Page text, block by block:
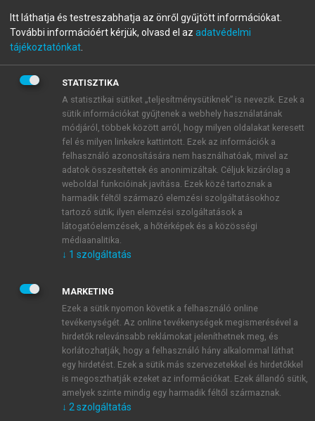
fiókoddal,vagy hozz létre új fiókot.
A regisztráció után apróbaidőszakautomatikusan
BELÉPÉS SAJÁT FIÓKKAL
ÚJ FIÓK LÉTREHOZÁSA
1 óra díjmentes hozzáférés
E-MAIL-CÍM
JELSZÓ
JELSZÓ ÚJRA
Kérek értesítést a MeRSZ újdonságairól, akcióiról.
Kérek értesítést az Akadémiai Kiadó Zrt. újdonságairól,
Itt láthatja és testreszabhatja az önről gyűjtött információkat.
További információért kérjük, olvasd el az adatvédelmi
tájékoztatónkat
STATISZTIKA
A statisztikai sütiket „teljesítménysütiknek” is nevezik. Ezek a
sütik információkat gyűjtenek a webhely használatának
módjáról, többek között arról, hogy milyen oldalakat keresett
fel és milyen linkekre kattintott. Ezek az információk a
felhasználó azonosítására nem használhatóak, mivel az
adatok összesítettek és anonimizáltak. Céljuk kizárólag a
weboldal funkcióinak javítása. Ezek közé tartoznak a
harmadik féltől származó elemzési szolgáltatásokhoz
tartozó sütik; ilyen elemzési szolgáltatások a
látogatóelemzések, a hőtérképek és a közösségi
médiaanalitika.
↓ 1 szolgáltatás
MARKETING
Ezek a sütik nyomon követik a felhasználó online
tevékenységét. Az online tevékenységek megismerésével a
hirdetők relevánsabb reklámokat jeleníthetnek meg, és
korlátozhatják, hogy a felhasználó hány alkalommal láthat
egy hirdetést. Ezek a sütik más szervezetekkel és hirdetőkkel
is megoszthatják ezeket az információkat. Ezek állandó sütik,
amelyek szinte mindig egy harmadik féltől származnak.
↓ 2 szolgáltatás